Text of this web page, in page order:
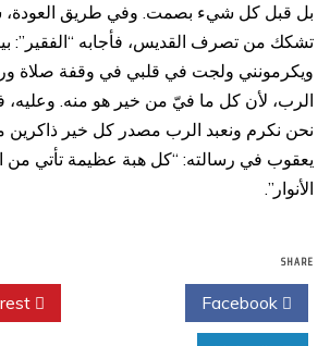
بل قبل كل شيء بصمت. وفي طريق العودة،
تشكك من تصرف القديس، فأجابه “الفقير”:
ويكرمونني ولجت في قلبي في وقفة صلاة
الرب، لأن كل ما فيّ من خير هو منه. وعليه،
نحن نكرم ونعبد الرب مصدر كل خير ذاكرين
يعقوب في رسالته: “كل هبة عظيمة تأتي من
الأنوار”.
SHARE